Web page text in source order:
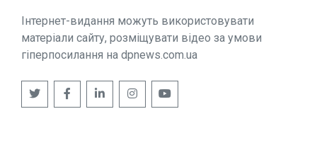
Інтернет-видання можуть використовувати
матеріали сайту, розміщувати відео за умови
гіперпосилання на dpnews.com.ua